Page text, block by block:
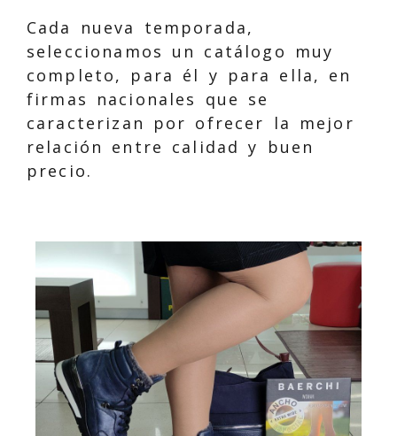
Cada nueva temporada,
seleccionamos un catálogo muy
completo, para él y para ella, en
firmas nacionales que se
caracterizan por ofrecer la mejor
relación entre calidad y buen
precio.